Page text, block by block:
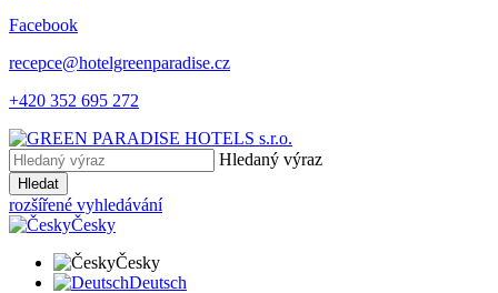
Facebook
recepce@hotelgreenparadise.cz
+420 352 695 272
Hledaný výraz
Hledat
rozšířené vyhledávání
Česky
Česky
Deutsch